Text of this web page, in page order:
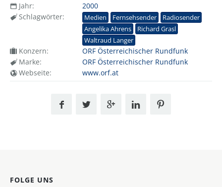
Jahr:
2000
Schlagwörter:
Medien Fernsehsender
Radiosender
Angelika Ahrens
Richard Grasl
Waltraud Langer
Konzern:
ORF Österreichischer Rundfunk
Marke:
ORF Österreichischer Rundfunk
Webseite:
www.orf.at
FOLGE UNS